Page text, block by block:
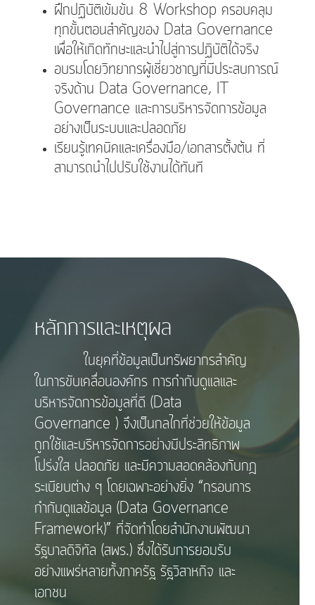
ฝึกปฏิบัติเข้มข้น 8 Workshop ครอบคลุม
ทุกขั้นตอนสำคัญของ Data Governance
เพื่อให้เกิดทักษะและนำไปสู่การปฏิบัติได้จริง
อบรมโดยวิทยากรผู้เชี่ยวชาญที่มีประสบการณ์
จริงด้าน Data Governance, IT
Governance และการบริหารจัดการข้อมูล
อย่างเป็นระบบและปลอดภัย
เรียนรู้เทคนิคและเครื่องมือ/เอกสารตั้งต้น ที่
สามารถนำไปปรับใช้งานได้ทันที
หลักการและเหตุผล
ในยุคที่ข้อมูลเป็นทรัพยากรสำคัญ
ในการขับเคลื่อนองค์กร การกำกับดูแลและ
บริหารจัดการข้อมูลที่ดี (Data
Governance ) จึงเป็นกลไกที่ช่วยให้ข้อมูล
ถูกใช้และบริหารจัดการอย่างมีประสิทธิภาพ
โปร่งใส ปลอดภัย และมีความสอดคล้องกับกฎ
ระเบียบต่าง ๆ โดยเฉพาะอย่างยิ่ง “กรอบการ
กำกับดูแลข้อมูล (Data Governance
Framework)” ที่จัดทำโดยสำนักงานพัฒนา
รัฐบาลดิจิทัล (สพร.) ซึ่งได้รับการยอมรับ
อย่างแพร่หลายทั้งภาครัฐ รัฐวิสาหกิจ และ
เอกชน